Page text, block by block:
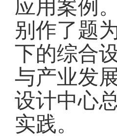
应用案例
别作了题
下的综合
与产业发
设计中心
实践。